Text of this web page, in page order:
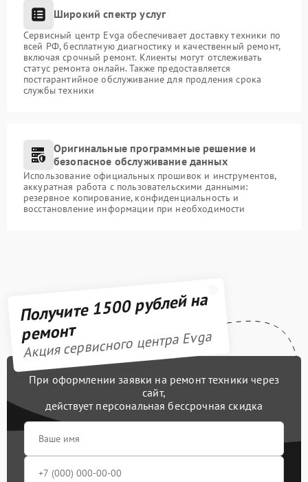
Широкий спектр услуг
Сервисный центр Evga обеспечивает доставку техники по
всей РФ, бесплатную диагностику и качественный ремонт,
включая срочный ремонт. Клиенты могут отслеживать
статус ремонта онлайн. Также предоставляется
постгарантийное обслуживание для продления срока
службы техники
Оригинальные программные решение и
безопасное обслуживание данных
Использование официальных прошивок и инструментов,
аккуратная работа с пользовательскими данными:
резервное копирование, конфиденциальность и
восстановление информации при необходимости
Получите 1500 рублей на
ремонт
Акция сервисного центра Evga
При оформлении заявки на ремонт техники через
сайт,
действует персональная бессрочная скидка